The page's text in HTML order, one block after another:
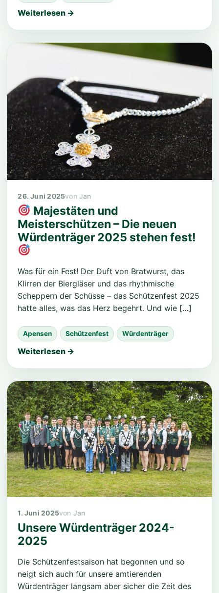
Weiterlesen →
26. Juni 2025 Jan
Majestäten und
Meisterschützen – Die neuen
Würdenträger 2025 stehen fest!
Was für ein Fest! Der Duft von Bratwurst, das
Klirren der Biergläser und das rhythmische
Scheppern der Schüsse – das Schützenfest 2025
hatte alles, was das Herz begehrt. Und wie […]
Apensen Schützenfest Würdenträger
Weiterlesen →
1. Juni 2025 Jan
Unsere Würdenträger 2024-
2025
Die Schützenfestsaison hat begonnen und so
neigt sich auch für unsere amtierenden
Würdenträger langsam aber sicher die Zeit des